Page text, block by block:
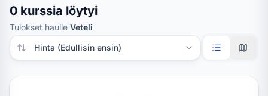
0 kurssia löytyi
Tulokset haulle Veteli
Järjestä tulokset